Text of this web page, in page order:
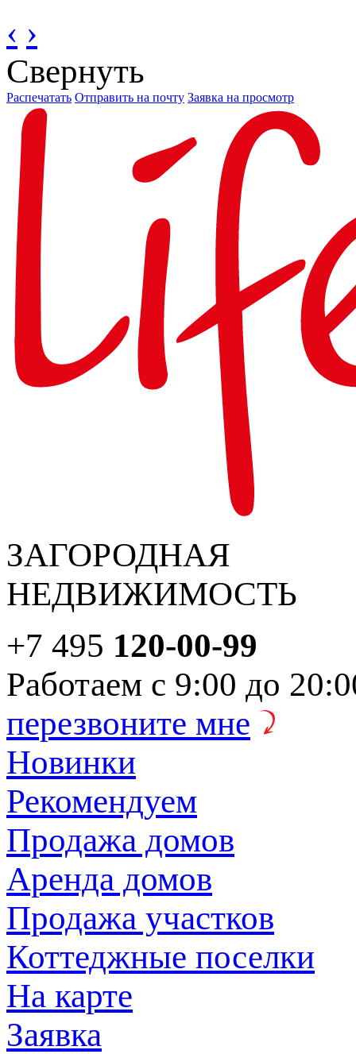
‹ ›
Свернуть
Распечатать Отправить на почту Заявка на просмотр
ЗАГОРОДНАЯ
НЕДВИЖИМОСТЬ
+7 495 120-00-99
Работаем с 9:00 до
перезвоните мне
Новинки
Рекомендуем
Продажа домов
Аренда домов
Продажа участков
Коттеджные поселки
На карте
Заявка